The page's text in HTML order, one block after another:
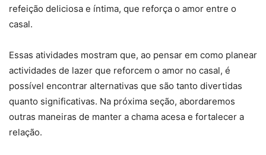
refeição deliciosa e íntima, que reforça o amor entre o
casal.
Essas atividades mostram que, ao pensar em como planear
actividades de lazer que reforcem o amor no casal, é
possível encontrar alternativas que são tanto divertidas
quanto significativas. Na próxima seção, abordaremos
outras maneiras de manter a chama acesa e fortalecer a
relação.